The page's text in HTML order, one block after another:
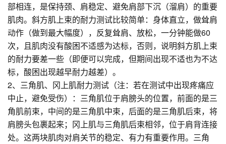
部相连，是保持颈、肩稳定、避免肩部下沉（溜肩）的重要
肌肉。斜方肌上束的耐力测试比较简单：身体直立，做耸肩
动作（做到最大幅度），反复耸肩、放松，一分钟能做60
次，且肌肉没有酸困不适感为达标，否则，说明斜方肌上束
的耐力要差一些（即便可以完成，但期间出现不适也为不达
标，酸困出现越早耐力越差）。
2、三角肌、冈上肌耐力测试（注：若在测试中出现疼痛应
中止，避免受伤）：三角肌位于肩膀头的位置，前面的是三
角肌前束，中间的是三角肌中束，后面的是三角肌后束，将
肩膀头包裹起来；冈上肌与三角肌后束相邻，位于肩背连接
处。这两块肌肉对肩关节的稳定、有力有重要作用。三角